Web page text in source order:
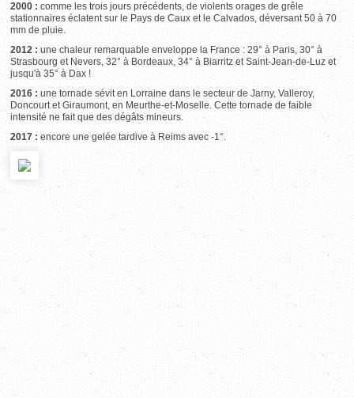
2000 : comme les trois jours précédents, de violents orages de grêle
stationnaires éclatent sur le Pays de Caux et le Calvados, déversant 50 à 70
mm de pluie.
2012 : une chaleur remarquable enveloppe la France : 29° à Paris, 30° à
Strasbourg et Nevers, 32° à Bordeaux, 34° à Biarritz et Saint-Jean-de-Luz et
jusqu'à 35° à Dax !
2016 : une tornade sévit en Lorraine dans le secteur de Jarny, Valleroy,
Doncourt et Giraumont, en Meurthe-et-Moselle. Cette tornade de faible
intensité ne fait que des dégâts mineurs.
2017 : encore une gelée tardive à Reims avec -1°.